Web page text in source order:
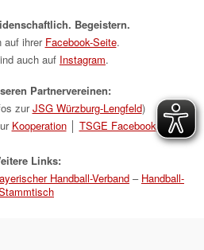
Begeistern.
auf ihrer Facebook-Seite.
auch auf Instagram.
Partnervereinen:
zurJSG Würzburg-Lengfeld)
Kooperation│ TSGE Facebook)
Links:
Handball-Verband – Handball-